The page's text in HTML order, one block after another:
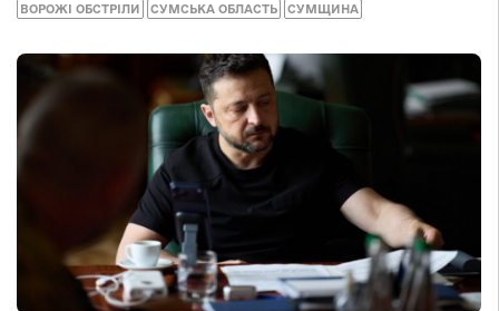
ВОРОЖІ ОБСТРІЛИ СУМСЬКА ОБЛАСТЬ СУМЩИНА